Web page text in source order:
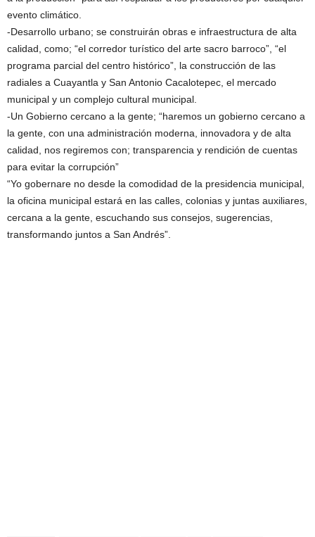
evento climático.
-Desarrollo urbano; se construirán obras e infraestructura de alta
calidad, como; “el corredor turístico del arte sacro barroco”, “el
programa parcial del centro histórico”, la construcción de las
radiales a Cuayantla y San Antonio Cacalotepec, el mercado
municipal y un complejo cultural municipal.
-Un Gobierno cercano a la gente; “haremos un gobierno cercano a
la gente, con una administración moderna, innovadora y de alta
calidad, nos regiremos con; transparencia y rendición de cuentas
para evitar la corrupción”
“Yo gobernare no desde la comodidad de la presidencia municipal,
la oficina municipal estará en las calles, colonias y juntas auxiliares,
cercana a la gente, escuchando sus consejos, sugerencias,
transformando juntos a San Andrés”.